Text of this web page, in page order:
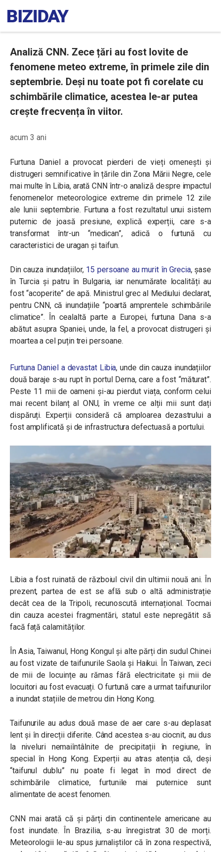
Analiză CNN. Zece țări au fost lovite de
fenomene meteo extreme, în primele zile din
septembrie. Deși nu toate pot fi corelate cu
schimbările climatice, acestea le-ar putea
crește frecvența în viitor.
acum 3 ani
Furtuna Daniel a provocat pierderi de vieți omenești și
distrugeri semnificative în țările din Zona Mării Negre, cele
mai multe în Libia, arată CNN într-o analiză despre impactul
fenomenelor meteorologice extreme din primele 12 zile
ale lunii septembrie. Furtuna a fost rezultatul unui sistem
puternic de joasă presiune, explică experții, care s-a
transformat într-un “medican”, adică o furtună cu
caracteristici de uragan și taifun.
Din cauza inundațiilor, 15 persoane au murit în Grecia, șase
în Turcia și patru în Bulgaria, iar nenumărate localități au
fost “acoperite” de apă. Ministrul grec al Mediului declarat,
pentru CNN, că inundațiile “poartă amprentele schimbările
climatice”. În cealaltă parte a Europei, furtuna Dana s-a
abătut asupra Spaniei, unde, la fel, a provocat distrugeri și
moartea a cel puțin trei persoane.
Furtuna Daniel a devastat Libia, unde din cauza inundațiilor
două baraje s-au rupt în portul Derna, care a fost “măturat”.
Peste 11 mii de oameni și-au pierdut viața, conform celui
mai recent bilanț al ONU, în vreme ce alții mii sunt dați
dispăruți. Experții consideră că amploarea dezastrului a
fost amplificată și de infrastructura defectuasă a portului.
Libia a fost ruinată de războiul civil din ultimii nouă ani. În
prezent, partea de est se află sub o altă administrație
decât cea de la Tripoli, recunoscută internațional. Tocmai
din cauza acestei fragmentări, statul este nepregătit să
facă față calamităților.
În Asia, Taiwanul, Hong Kongul și alte părți din sudul Chinei
au fost vizate de taifunurile Saola și Haikui. În Taiwan, zeci
de mii de locuințe au rămas fără electricitate și mii de
locuitori au fost evacuați. O furtună care a urmat taifunurilor
a inundat stațiile de metrou din Hong Kong.
Taifunurile au adus două mase de aer care s-au deplasat
lent și în direcții diferite. Când acestea s-au ciocnit, au dus
la niveluri nemaiîntâlnite de precipitații în regiune, în
special în Hong Kong. Experții au atras atenția că, deși
“taifunul dublu” nu poate fi legat în mod direct de
schimbările climatice, furtunile mai puternice sunt
alimentate de acest fenomen.
CNN mai arată că și părți din continentele americane au
fost inundate. În Brazilia, s-au înregistrat 30 de morți.
Meteorologii le-au spus jurnaliștilor că în zona respectivă,